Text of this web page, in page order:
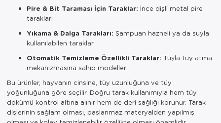
Pire & Bit Taraması İçin Taraklar: İnce dişli metal pire
tarakları
Yıkama & Dalga Tarakları: Şampuan hazneli ya da suyla
kullanılabilen taraklar
Otomatik Temizleme Özellikli Taraklar: Tuşla tüy atma
mekanizmasına sahip modeller
Bu ürünler, hayvanın cinsine, tüy uzunluğuna ve tüy
yoğunluğuna göre seçilir. Doğru tarak kullanımıyla hem tüy
dökümü kontrol altına alınır hem de deri sağlığı korunur. Tarak
dişlerinin sağlam olması, paslanmaz materyalden yapılmış